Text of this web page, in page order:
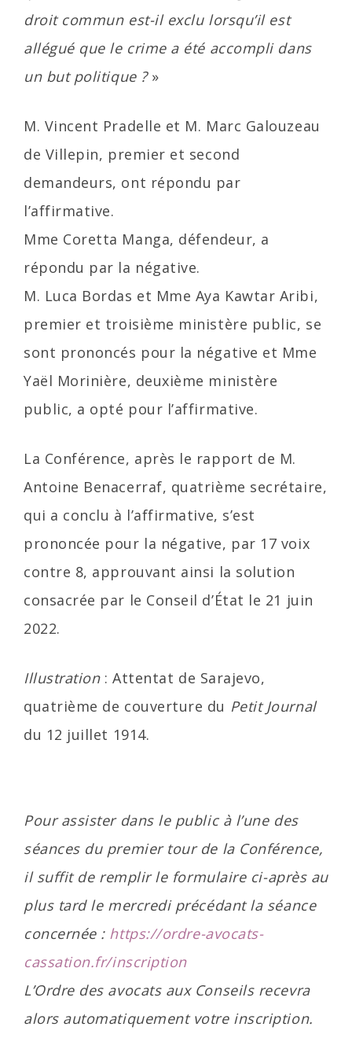
droit commun est-il exclu lorsqu’il est
allégué que le crime a été accompli dans
un but politique ?»
M. Vincent Pradelle et M. Marc Galouzeau
de Villepin, premier et second
demandeurs, ont répondu par
l’affirmative.
Mme Coretta Manga, défendeur, a
répondu par la négative.
M. Luca Bordas et Mme Aya Kawtar Aribi,
premier et troisième ministère public, se
sont prononcés pour la négative et Mme
Yaël Morinière, deuxième ministère
public, a opté pour l’affirmative.
La Conférence, après le rapport de M.
Antoine Benacerraf, quatrième secrétaire,
qui a conclu à l’affirmative, s’est
prononcée pour la négative, par 17 voix
contre 8, approuvant ainsi la solution
consacrée par le Conseil d’État le 21 juin
2022.
Illustration: Attentat de Sarajevo,
quatrième de couverture du Petit Journal
du 12 juillet 1914.
Pour assister dans le public à l’une des
séances du premier tour de la Conférence,
il suffit de remplir le formulaire ci-après au
plus tard le mercredi précédant la séance
concernée : https://ordre-avocats-
cassation.fr/inscription
L’Ordre des avocats aux Conseils recevra
alors automatiquement votre inscription.